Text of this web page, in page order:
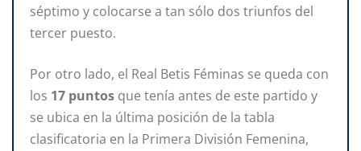
séptimo y colocarse a tan sólo dos triunfos del
tercer puesto.
Por otro lado, el Real Betis Féminas se queda con
los 17 puntos que tenía antes de este partido y
se ubica en la última posición de la tabla
clasificatoria en la Primera División Femenina,